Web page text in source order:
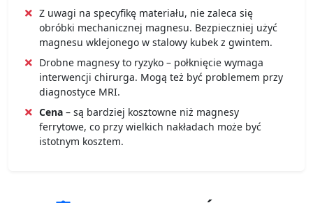
Z uwagi na specyfikę materiału, nie zaleca się
obróbki mechanicznej magnesu. Bezpieczniej użyć
magnesu wklejonego w stalowy kubek z gwintem.
Drobne magnesy to ryzyko – połknięcie wymaga
interwencji chirurga. Mogą też być problemem przy
diagnostyce MRI.
Cena – są bardziej kosztowne niż magnesy
ferrytowe, co przy wielkich nakładach może być
istotnym kosztem.